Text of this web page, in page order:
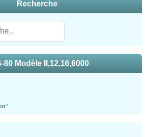
Recherche
80 Modèle II,12,16,6000